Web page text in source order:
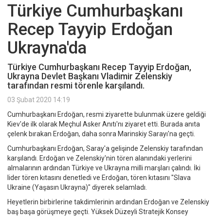
Türkiye Cumhurbaşkanı
Recep Tayyip Erdoğan
Ukrayna'da
Türkiye Cumhurbaşkanı Recep Tayyip Erdoğan,
Ukrayna Devlet Başkanı Vladimir Zelenskiy
tarafından resmi törenle karşılandı.
03 Şubat 2020 14:19
Cumhurbaşkanı Erdoğan, resmi ziyarette bulunmak üzere geldiği
Kiev'de ilk olarak Meçhul Asker Anıtı'nı ziyaret etti. Burada anıta
çelenk bırakan Erdoğan, daha sonra Marinskiy Sarayı'na geçti.
Cumhurbaşkanı Erdoğan, Saray'a gelişinde Zelenskiy tarafından
karşılandı. Erdoğan ve Zelenskiy'nin tören alanındaki yerlerini
almalarının ardından Türkiye ve Ukrayna milli marşları çalındı. İki
lider tören kıtasını denetledi ve Erdoğan, tören kıtasını "Slava
Ukraine (Yaşasın Ukrayna)" diyerek selamladı.
Heyetlerin birbirlerine takdimlerinin ardından Erdoğan ve Zelenskiy
baş başa görüşmeye geçti. Yüksek Düzeyli Stratejik Konsey